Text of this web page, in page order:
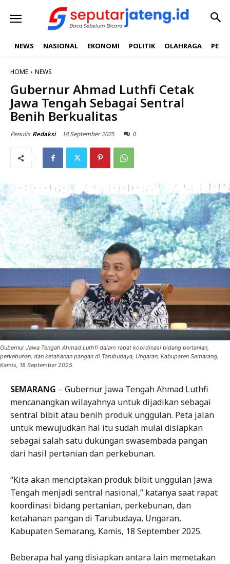
NEWS NASIONAL EKONOMI POLITIK OLAHRAGA
HOME NEWS
Gubernur Ahmad Luthfi Cetak
Jawa Tengah Sebagai Sentral
Benih Berkualitas
Penulis Redaksi 18 September 2025 0
Gubernur Jawa Tengah Ahmad Luthfi dalam rapat koordinasi bidang pertanian,
perkebunan, dan ketahanan pangan di Tarubudaya, Ungaran, Kabupaten Semarang,
Kamis, 18 September 2025.
SEMARANG – Gubernur Jawa Tengah Ahmad Luthfi
mencanangkan wilayahnya untuk dijadikan sebagai
sentral bibit atau benih produk unggulan. Peta jalan
untuk mewujudkan hal itu sudah mulai disiapkan
sebagai salah satu dukungan swasembada pangan
dari hasil pertanian dan perkebunan.
“Kita akan menciptakan produk bibit unggulan Jawa
Tengah menjadi sentral nasional,” katanya saat rapat
koordinasi bidang pertanian, perkebunan, dan
ketahanan pangan di Tarubudaya, Ungaran,
Kabupaten Semarang, Kamis, 18 September 2025.
Beberapa hal yang disiapkan antara lain memetakan